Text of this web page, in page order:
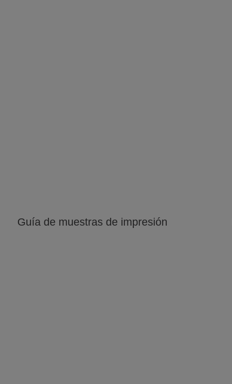
Guía de muestras de impresión